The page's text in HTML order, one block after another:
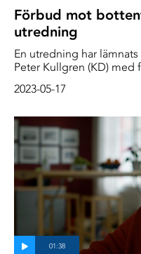
Förbud mot
utredning
En utredning har
Peter Kullgren (KD)
2023-05-17